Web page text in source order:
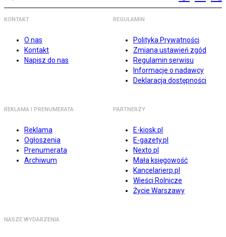
KONTAKT
O nas
Kontakt
Napisz do nas
REGULAMIN
Polityka Prywatności
Zmiana ustawień zgód
Regulamin serwisu
Informacje o nadawcy
Deklaracja dostępności
REKLAMA I PRENUMERATA
Reklama
Ogłoszenia
Prenumerata
Archiwum
PARTNERZY
E-kiosk.pl
E-gazety.pl
Nexto.pl
Mała księgowość
Kancelarierp.pl
Wieści Rolnicze
Życie Warszawy
NASZE WYDARZENIA